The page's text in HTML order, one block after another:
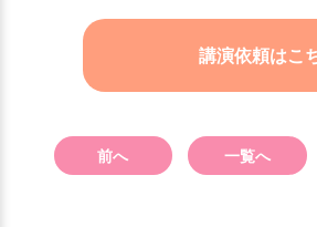
講演依頼はこ
前へ 一覧へ